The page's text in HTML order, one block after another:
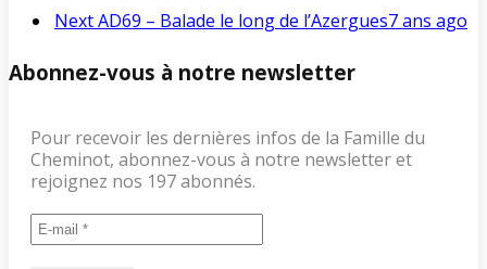
NextAD69 – Balade le long de l’Azergues7 ans ago
Abonnez-vous à notre newsletter
Pour recevoir les dernières infos de la Famille du
Cheminot, abonnez-vous à notre newsletter et
rejoignez nos 197 abonnés.